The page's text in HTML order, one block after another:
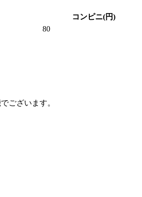
コンピニ(円)
80
ございます。